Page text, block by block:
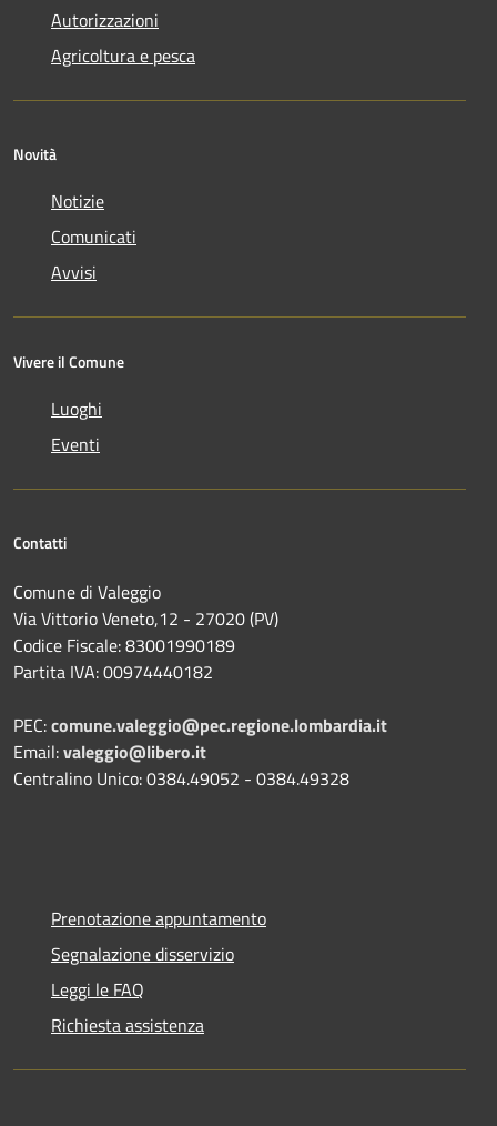
Autorizzazioni
Agricoltura e pesca
Novità
Notizie
Comunicati
Avvisi
Vivere il Comune
Luoghi
Eventi
Contatti
Comune di Valeggio
Via Vittorio Veneto,12 - 27020 (PV)
Codice Fiscale: 83001990189
Partita IVA: 00974440182
PEC:comune.valeggio@pec.regione.lombardia.it
Email:valeggio@libero.it
Centralino Unico: 0384.49052 - 0384.49328
Prenotazione appuntamento
Segnalazione disservizio
Leggi le FAQ
Richiesta assistenza